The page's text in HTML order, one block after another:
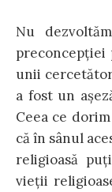
Nu
preconcepţiei
unii
a fost un
Ceea ce
că în sânul
religioasă
vieţii